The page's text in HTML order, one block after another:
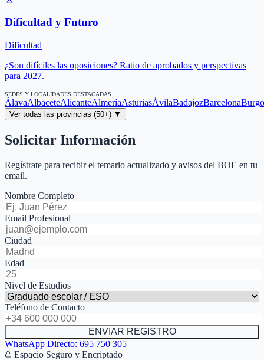
Dificultad y Futuro
Dificultad
¿Son difíciles las oposiciones? Ratio de aprobados y perspectivas
para 2027.
SEDES Y LOCALIDADES DESTACADAS
ÁlavaAlbaceteAlicanteAlmeríaAsturiasÁvilaBadajozBarcelona
Ver todas las provincias (50+) ▼
Solicitar Información
Regístrate para recibir el temario actualizado y avisos del BOE en tu
email.
Nombre Completo
Email Profesional
Ciudad
Edad
Nivel de Estudios
Teléfono de Contacto
ENVIAR REGISTRO
WhatsApp Directo: 695 750 305
Espacio Seguro y Encriptado